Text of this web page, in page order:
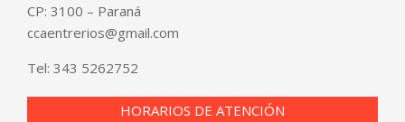
CP: 3100 – Paraná
ccaentrerios@gmail.com
Tel: 343 5262752
HORARIOS DE ATENCIÓN